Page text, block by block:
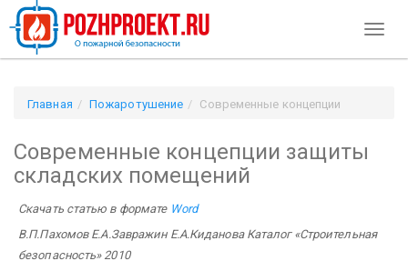
Главная Пожаротушение
Современные концепции
Современные концепции защиты
складских помещений
Скачать статью в формате Word
В.П.Пахомов Е.А.Завражин Е.А.Киданова Каталог «Строительная
безопасность» 2010